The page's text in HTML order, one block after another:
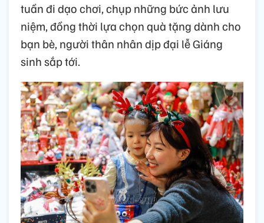
tuần đi dạo chơi, chụp những bức ảnh lưu
niệm, đồng thời lựa chọn quà tặng dành cho
bạn bè, người thân nhân dịp đại lễ Giáng
sinh sắp tới.